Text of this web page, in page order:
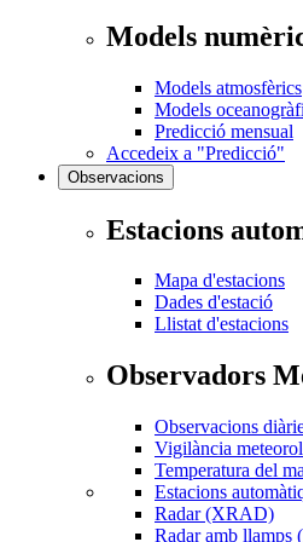
Models
Models atmosfèrics
Models
Predicció mensual
Accedeix a "Predicció"
Observacions
Estacions
Mapa d'estacions
Dades d'estació
Llistat d'estacions
Observadors
Observacions
Vigilància
Temperatura del
Estacions
Radar (XRAD)
Radar amb